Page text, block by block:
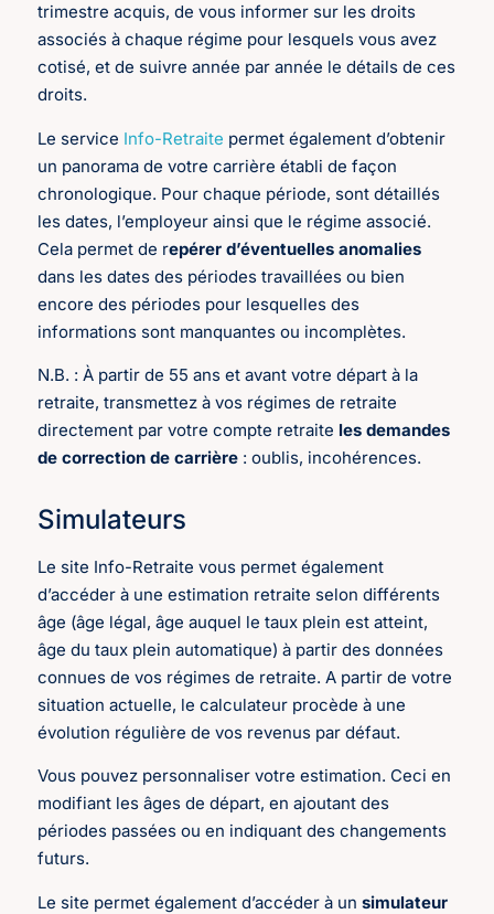
trimestre acquis, de vous informer sur les droits
associés à chaque régime pour lesquels vous avez
cotisé, et de suivre année par année le détails de ces
droits.
Le service Info-Retraite permet également d’obtenir
un panorama de votre carrière établi de façon
chronologique. Pour chaque période, sont détaillés
les dates, l’employeur ainsi que le régime associé.
Cela permet de repérer d’éventuelles anomalies
dans les dates des périodes travaillées ou bien
encore des périodes pour lesquelles des
informations sont manquantes ou incomplètes.
N.B. : À partir de 55 ans et avant votre départ à la
retraite, transmettez à vos régimes de retraite
directement par votre compte retraite les demandes
de correction de carrière : oublis, incohérences.
Simulateurs
Le site Info-Retraite vous permet également
d’accéder à une estimation retraite selon différents
âge (âge légal, âge auquel le taux plein est atteint,
âge du taux plein automatique) à partir des données
connues de vos régimes de retraite. A partir de votre
situation actuelle, le calculateur procède à une
évolution régulière de vos revenus par défaut.
Vous pouvez personnaliser votre estimation. Ceci en
modifiant les âges de départ, en ajoutant des
périodes passées ou en indiquant des changements
futurs.
Le site permet également d’accéder à unsimulateur